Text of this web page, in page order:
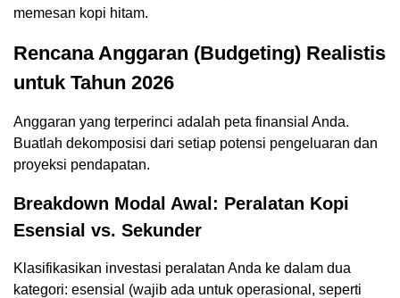
memesan kopi hitam.
Rencana Anggaran (Budgeting) Realistis
untuk Tahun 2026
Anggaran yang terperinci adalah peta finansial Anda.
Buatlah dekomposisi dari setiap potensi pengeluaran dan
proyeksi pendapatan.
Breakdown Modal Awal: Peralatan Kopi
Esensial vs. Sekunder
Klasifikasikan investasi peralatan Anda ke dalam dua
kategori: esensial (wajib ada untuk operasional, seperti